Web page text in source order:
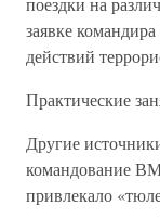
заявке
действий
Практические
Другие
командование
привлекало